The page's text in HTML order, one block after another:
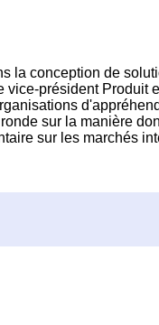
la conception de
vice-président
sur la manière
sur les marchés